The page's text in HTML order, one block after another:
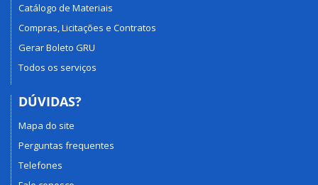
Catálogo de Materiais
Compras, Licitações e Contratos
Gerar Boleto GRU
Todos os serviços
DÚVIDAS?
Mapa do site
Perguntas frequentes
Telefones